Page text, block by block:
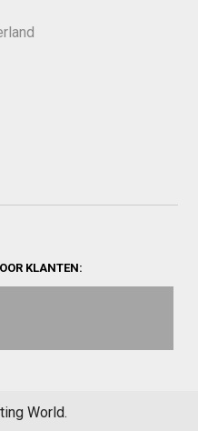
KLANTEN:
World.